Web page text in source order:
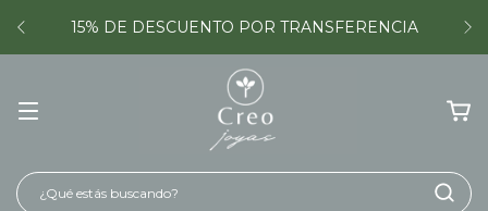
15% DE DESCUENTO POR TRANSFERENCIA